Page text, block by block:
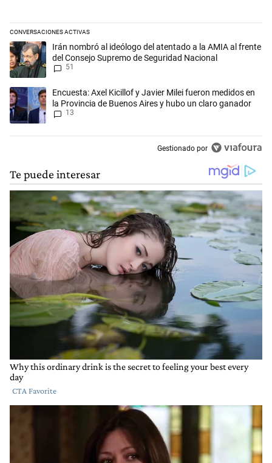
CONVERSACIONES ACTIVAS
Este listado muestra los artículos con más comentarios en los
Un artículo de tendencia con el título "Irán nombró al ideólogo del
Irán nombró al ideólogo del atentado a la AMIA al frente
del Consejo Supremo de Seguridad Nacional
51
Un artículo de tendencia con el título "Encuesta: Axel Kicillof y Javier
Encuesta: Axel Kicillof y Javier Milei fueron medidos en
la Provincia de Buenos Aires y hubo un claro ganador
13
Gestionado por